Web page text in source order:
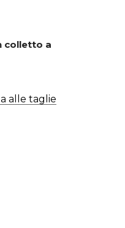
colletto a
alle taglie